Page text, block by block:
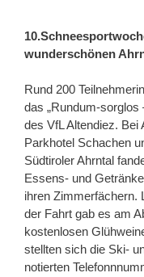
wunderschönen
Rund 200
das „Rundum-sorglos
des VfL Altendiez. Bei
Parkhotel Schachen
Südtiroler Ahrntal
Essens- und
ihren Zimmerfächern.
der Fahrt gab es am
kostenlosen
stellten sich die Ski-
notierten